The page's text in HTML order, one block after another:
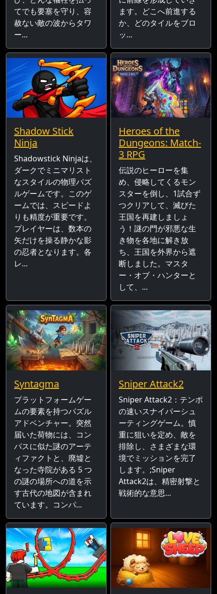
てでも要塞を守り、容
赦ない敵の波からタワ
ー...
ます。どこへ前進する
か、どのタイルをブロ
ッ...
Shadow Stick
Ninja
Shadowstick Ninjaは、
ダークでミニマリスト
なスタイルの物理パズ
ルゲームです。このゲ
ームでは、スピードよ
りも精度が重要です。
プレイヤーは、数本の
矢だけを操る静かな影
の忍者となります。各
レ...
Heroes of the
Dungeons: Match-
3 RPG
伝説のヒーローを集
め、侵略してくるモン
スターを倒し、1試合ず
つクリアして、滅びた
王国を再建しましょ
う！謎の門が邪悪な生
き物を各地に解き放
ち、王国を外界から遮
断しました。マスタ
ー・オブ・ハンターと
して、...
Syntagma
プラットフォームゲー
ムの要素を持つパズル
アドベンチャー。突然
届いた荷物には、コン
パスに似た謎のアーテ
ィファクトと、廃墟と
なった寺院がある 5 つ
の謎の場所への道を示
す古代の地図が含まれ
ています。コンパ...
Sniper Attack2
Sniper Attack2：テンポ
の速いスナイパーシュ
ーティングゲーム。慎
重に狙いを定め、敵を
排除し、さまざまな環
境でミッションを完了
します。;Sniper
Attack2は、精密射撃と
戦術的な意思...